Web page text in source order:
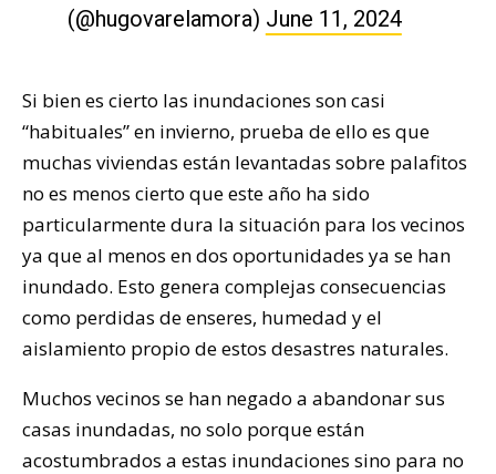
(@hugovarelamora) June 11, 2024
Si bien es cierto las inundaciones son casi
“habituales” en invierno, prueba de ello es que
muchas viviendas están levantadas sobre palafitos
no es menos cierto que este año ha sido
particularmente dura la situación para los vecinos
ya que al menos en dos oportunidades ya se han
inundado. Esto genera complejas consecuencias
como perdidas de enseres, humedad y el
aislamiento propio de estos desastres naturales.
Muchos vecinos se han negado a abandonar sus
casas inundadas, no solo porque están
acostumbrados a estas inundaciones sino para no